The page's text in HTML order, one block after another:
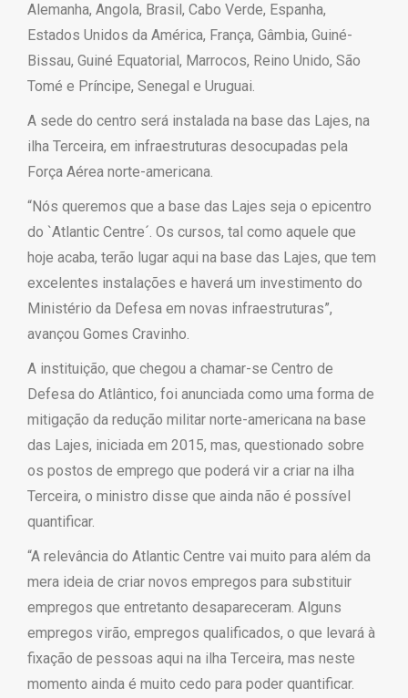
Alemanha, Angola, Brasil, Cabo Verde, Espanha,
Estados Unidos da América, França, Gâmbia, Guiné-
Bissau, Guiné Equatorial, Marrocos, Reino Unido, São
Tomé e Príncipe, Senegal e Uruguai.
A sede do centro será instalada na base das Lajes, na
ilha Terceira, em infraestruturas desocupadas pela
Força Aérea norte-americana.
“Nós queremos que a base das Lajes seja o epicentro
do `Atlantic Centre´. Os cursos, tal como aquele que
hoje acaba, terão lugar aqui na base das Lajes, que tem
excelentes instalações e haverá um investimento do
Ministério da Defesa em novas infraestruturas”,
avançou Gomes Cravinho.
A instituição, que chegou a chamar-se Centro de
Defesa do Atlântico, foi anunciada como uma forma de
mitigação da redução militar norte-americana na base
das Lajes, iniciada em 2015, mas, questionado sobre
os postos de emprego que poderá vir a criar na ilha
Terceira, o ministro disse que ainda não é possível
quantificar.
“A relevância do Atlantic Centre vai muito para além da
mera ideia de criar novos empregos para substituir
empregos que entretanto desapareceram. Alguns
empregos virão, empregos qualificados, o que levará à
fixação de pessoas aqui na ilha Terceira, mas neste
momento ainda é muito cedo para poder quantificar.